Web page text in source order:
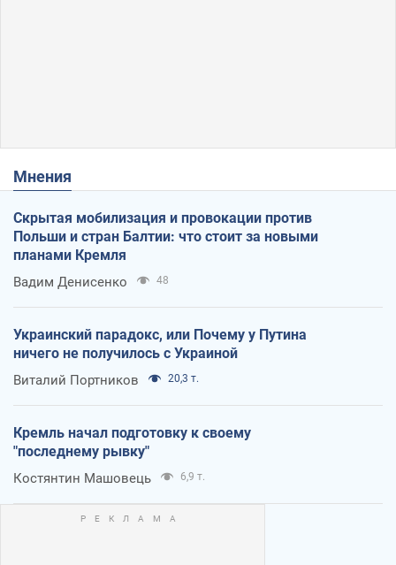
Мнения
Скрытая мобилизация и провокации против
Польши и стран Балтии: что стоит за новыми
планами Кремля
Вадим Денисенко 48
Украинский парадокс, или Почему у Путина
ничего не получилось с Украиной
Виталий Портников 20,3 т.
Кремль начал подготовку к своему
"последнему рывку"
Костянтин Машовець 6,9 т.